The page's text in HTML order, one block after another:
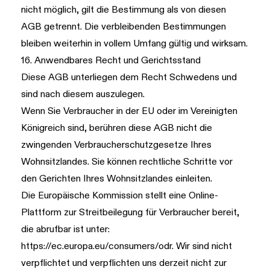
nicht möglich, gilt die Bestimmung als von diesen
AGB getrennt. Die verbleibenden Bestimmungen
bleiben weiterhin in vollem Umfang gültig und wirksam.
16. Anwendbares Recht und Gerichtsstand
Diese AGB unterliegen dem Recht Schwedens und
sind nach diesem auszulegen.
Wenn Sie Verbraucher in der EU oder im Vereinigten
Königreich sind, berühren diese AGB nicht die
zwingenden Verbraucherschutzgesetze Ihres
Wohnsitzlandes. Sie können rechtliche Schritte vor
den Gerichten Ihres Wohnsitzlandes einleiten.
Die Europäische Kommission stellt eine Online-
Plattform zur Streitbeilegung für Verbraucher bereit,
die abrufbar ist unter:
https://ec.europa.eu/consumers/odr. Wir sind nicht
verpflichtet und verpflichten uns derzeit nicht zur